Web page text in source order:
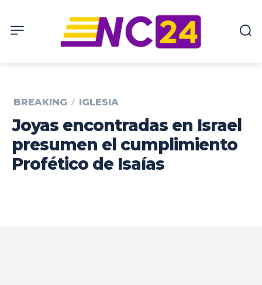
BREAKING IGLESIA
Joyas encontradas en Israel
presumen el cumplimiento
Profético de Isaías